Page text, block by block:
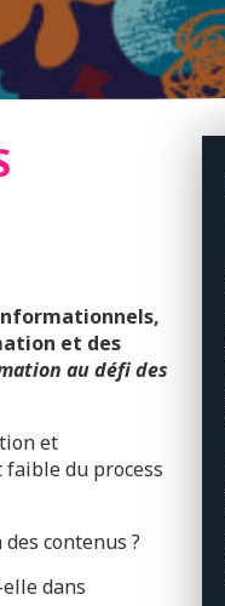
et des
au défi des
et
du process
contenus ?
dans